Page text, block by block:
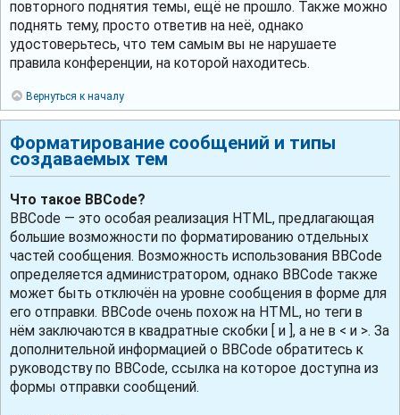
повторного поднятия темы, ещё не прошло. Также можно
поднять тему, просто ответив на неё, однако
удостоверьтесь, что тем самым вы не нарушаете
правила конференции, на которой находитесь.
Вернуться к началу
Форматирование сообщений и типы
создаваемых тем
Что такое BBCode?
BBCode — это особая реализация HTML, предлагающая
большие возможности по форматированию отдельных
частей сообщения. Возможность использования BBCode
определяется администратором, однако BBCode также
может быть отключён на уровне сообщения в форме для
его отправки. BBCode очень похож на HTML, но теги в
нём заключаются в квадратные скобки [ и ], а не в < и >. За
дополнительной информацией о BBCode обратитесь к
руководству по BBCode, ссылка на которое доступна из
формы отправки сообщений.